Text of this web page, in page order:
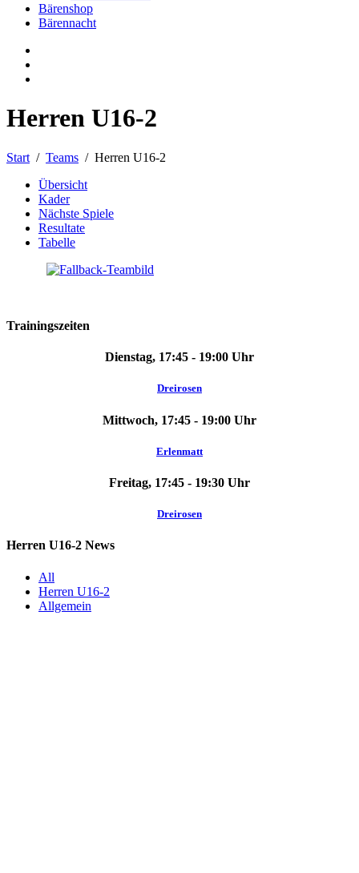
Bärenshop
Bärennacht
Herren U16-2
Start Teams
Herren U16-2
Übersicht
Kader
Nächste Spiele
Resultate
Tabelle
Trainingszeiten
Dienstag, 17:45 - 19:00 Uhr
Dreirosen
Mittwoch, 17:45 - 19:00 Uhr
Erlenmatt
Freitag, 17:45 - 19:30 Uhr
Dreirosen
Herren U16-2 News
All
Herren U16-2
Allgemein